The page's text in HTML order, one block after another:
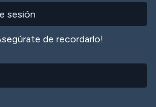
de recordarlo!